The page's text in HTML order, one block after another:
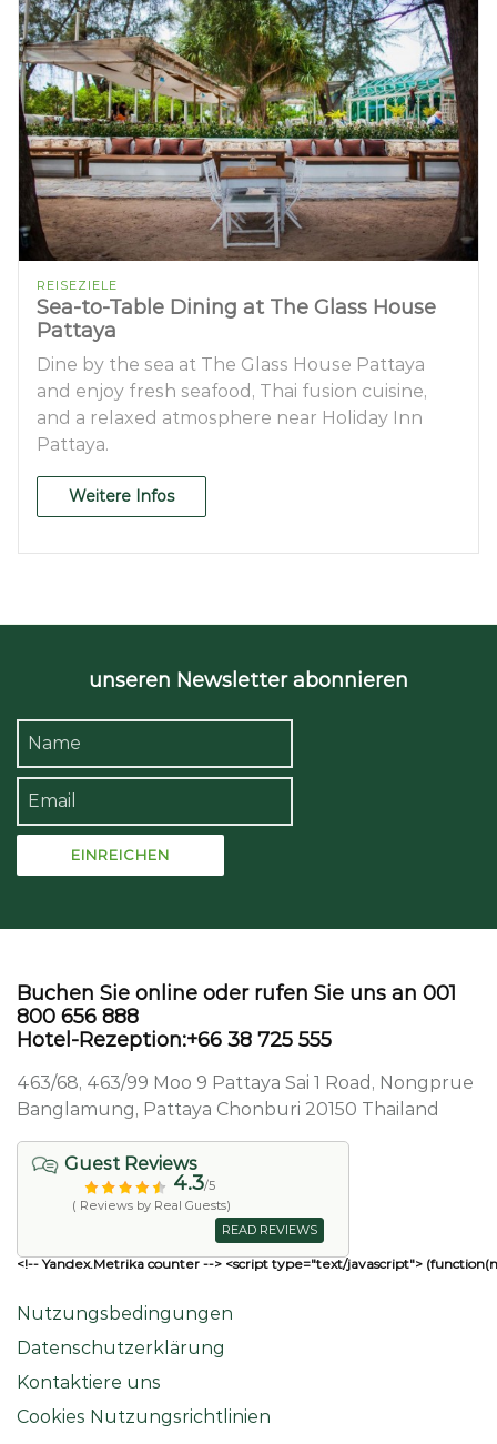
REISEZIELE
Sea-to-Table Dining at The Glass House
Pattaya
Dine by the sea at The Glass House Pattaya
and enjoy fresh seafood, Thai fusion cuisine,
and a relaxed atmosphere near Holiday Inn
Pattaya.
Weitere Infos
unseren Newsletter abonnieren
Buchen Sie online oder rufen Sie uns an 001
800 656 888
Hotel-Rezeption:+66 38 725 555
463/68, 463/99 Moo 9 Pattaya Sai 1 Road, Nongprue
Banglamung, Pattaya Chonburi 20150 Thailand
Guest Reviews
4.3/5
( Reviews by Real Guests)
READ REVIEWS
<!-- Yandex.Metrika counter --> <script type="text/javascript">
Nutzungsbedingungen
Datenschutzerklärung
Kontaktiere uns
Cookies Nutzungsrichtlinien